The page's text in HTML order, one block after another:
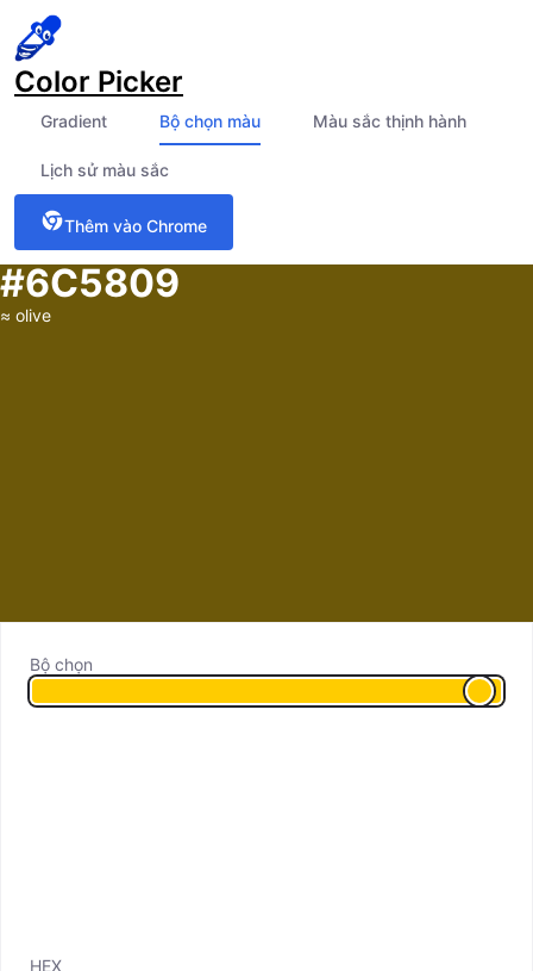
Color Picker
Gradient Bộ chọn màu Màu sắc thịnh hành
Lịch sử màu sắc
Thêm vào Chrome
#6C5809
≈ olive
Bộ chọn
HEX